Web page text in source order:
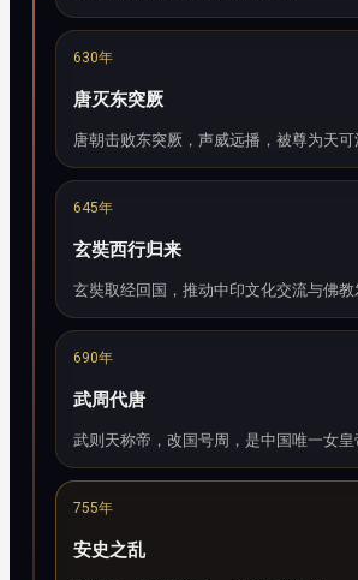
630年
唐灭东突厥
唐朝击败东突厥，声威远播，被尊为天可
645年
玄奘西行归来
玄奘取经回国，推动中印文化交流与佛教
690年
武周代唐
武则天称帝，改国号周，是中国唯一女皇
755年
安史之乱